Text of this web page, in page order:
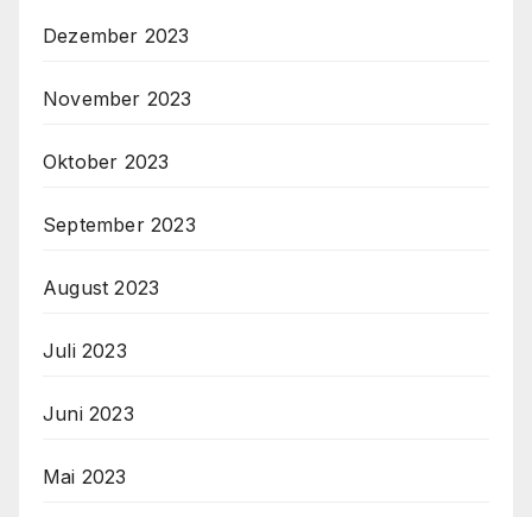
Dezember 2023
November 2023
Oktober 2023
September 2023
August 2023
Juli 2023
Juni 2023
Mai 2023